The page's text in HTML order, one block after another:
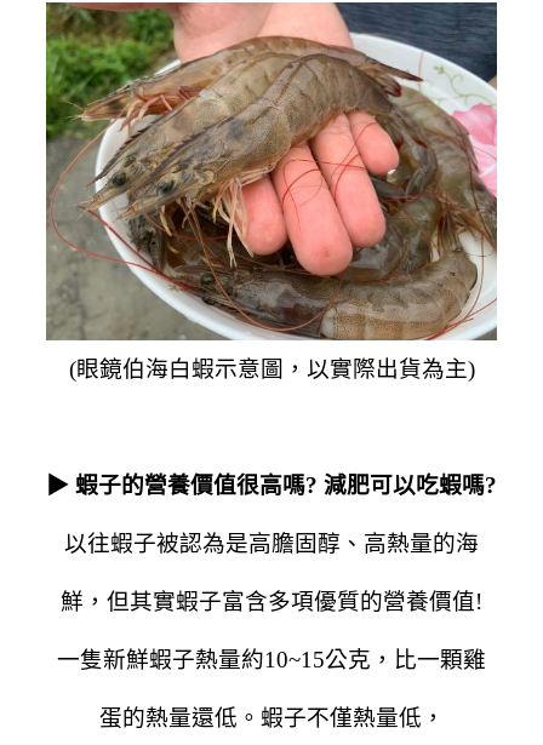
(眼鏡伯海白蝦示意圖， 以實際出貨為主)
▶ 蝦子的營養價值很高嗎? 減肥可以吃蝦嗎?
以往蝦子被認為是高膽固醇、高熱量的海
鮮，但其實蝦子富含多項優質的營養價值!
一隻新鮮蝦子熱量約10~15公克，比一顆雞
蛋的熱量還低。蝦子不僅熱量低，